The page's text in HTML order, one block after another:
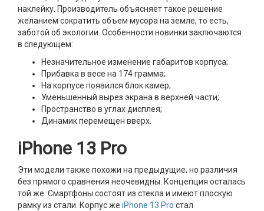
наклейку. Производитель объясняет такое решение
желанием сократить объем мусора на земле, то есть,
заботой об экологии. Особенности новинки заключаются
в следующем:
Незначительное изменение габаритов корпуса;
Прибавка в весе на 174 грамма;
На корпусе появился блок камер;
Уменьшенный вырез экрана в верхней части;
Пространство в углах дисплея;
Динамик перемещен вверх.
iPhone 13 Pro
Эти модели также похожи на предыдущие, но различия
без прямого сравнения неочевидны. Концепция осталась
той же. Смартфоны состоят из стекла и имеют плоскую
рамку из стали. Корпус же iPhone 13 Pro стал